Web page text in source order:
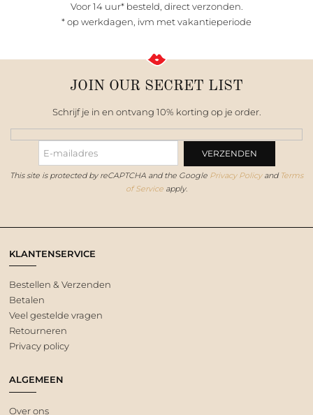
Voor 14 uur* besteld, direct verzonden.
* op werkdagen, ivm met vakantieperiode
JOIN OUR SECRET LIST
Schrijf je in en ontvang 10% korting op je order.
This site is protected by reCAPTCHA and the Google Privacy Policyand Terms
of Service apply.
KLANTENSERVICE
Bestellen & Verzenden
Betalen
Veel gestelde vragen
Retourneren
Privacy policy
ALGEMEEN
Over ons